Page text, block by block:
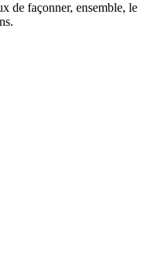
de façonner, ensemble, le